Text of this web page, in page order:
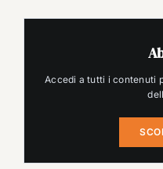
Accedi a tutti i contenuti